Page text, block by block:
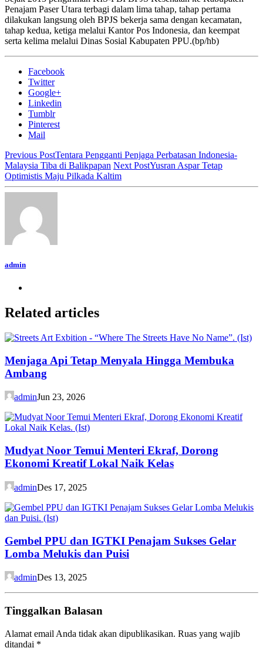
Penajam Paser Utara terbagi dalam lima tahap, tahap pertama
dilakukan langsung oleh BPJS bekerja sama dengan kecamatan,
tahap kedua, ketiga melalui Kantor Pos Indonesia, dan keempat
serta kelima melalui Dinas Sosial Kabupaten PPU.(bp/hb)
Facebook
Twitter
Google+
Linkedin
Tumblr
Pinterest
Mail
Previous PostTentara Pengganti Penjaga Perbatasan Indonesia-
Malaysia Tiba di Balikpapan Next PostYusran Aspar Tetap
Optimistis Maju Pilkada Kaltim
admin
Related articles
Menjaga Api Tetap Menyala Hingga Membuka
Ambang
adminJun 23, 2026
Mudyat Noor Temui Menteri Ekraf, Dorong
Ekonomi Kreatif Lokal Naik Kelas
adminDes 17, 2025
Gembel PPU dan IGTKI Penajam Sukses Gelar
Lomba Melukis dan Puisi
adminDes 13, 2025
Tinggalkan Balasan
Alamat email Anda tidak akan dipublikasikan. Ruas yang wajib
ditandai *